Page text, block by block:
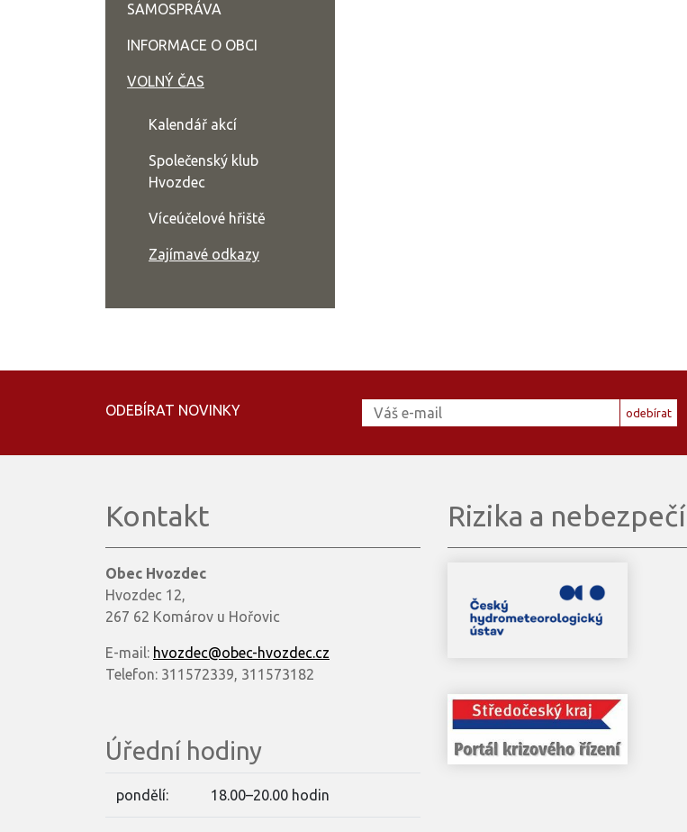
SAMOSPRÁVA
INFORMACE O OBCI
VOLNÝ ČAS
Kalendář akcí
Společenský klub
Hvozdec
Víceúčelové hřiště
Zajímavé odkazy
ODEBÍRAT NOVINKY odebírat
Kontakt
Obec Hvozdec
Hvozdec 12,
267 62 Komárov u Hořovic
E-mail: hvozdec@obec-hvozdec.cz
Telefon: 311572339, 311573182
Úřední hodiny
pondělí: 18.00–20.00 hodin
Rizika a nebezpečí